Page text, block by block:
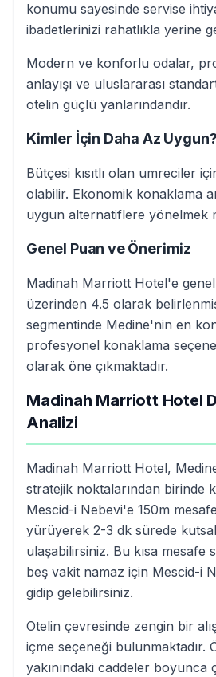
konumu sayesinde servise
ibadetlerinizi rahatlıkla yerine
Modern ve konforlu odalar,
anlayışı ve uluslararası
otelin güçlü yanlarındandır.
Kimler İçin Daha Az Uygun?
Bütçesi kısıtlı olan umreciler
olabilir. Ekonomik konaklama
uygun alternatiflere yönelmek
Genel Puan ve Önerimiz
Madinah Marriott Hotel'e genel
üzerinden 4.5 olarak
segmentinde Medine'nin en
profesyonel konaklama
olarak öne çıkmaktadır.
Madinah Marriott Hotel
Analizi
Madinah Marriott Hotel,
stratejik noktalarından birinde
Mescid-i Nebevi'e 150m
yürüyerek 2-3 dk sürede
ulaşabilirsiniz. Bu kısa mesafe
beş vakit namaz için Mescid-i
gidip gelebilirsiniz.
Otelin çevresinde zengin bir
içme seçeneği bulunmaktadır.
yakınındaki caddeler boyunca